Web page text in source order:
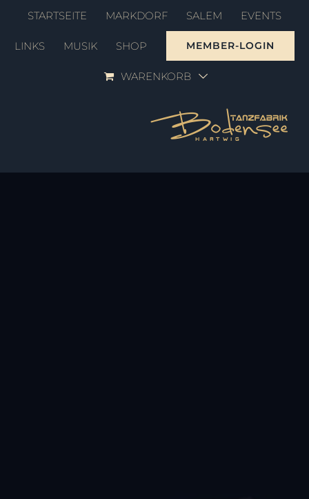
Zum
springen
STARTSEITE MARKDORF SALEM EVENTS
LINKS MUSIK SHOP MEMBER-LOGIN
WARENKORB